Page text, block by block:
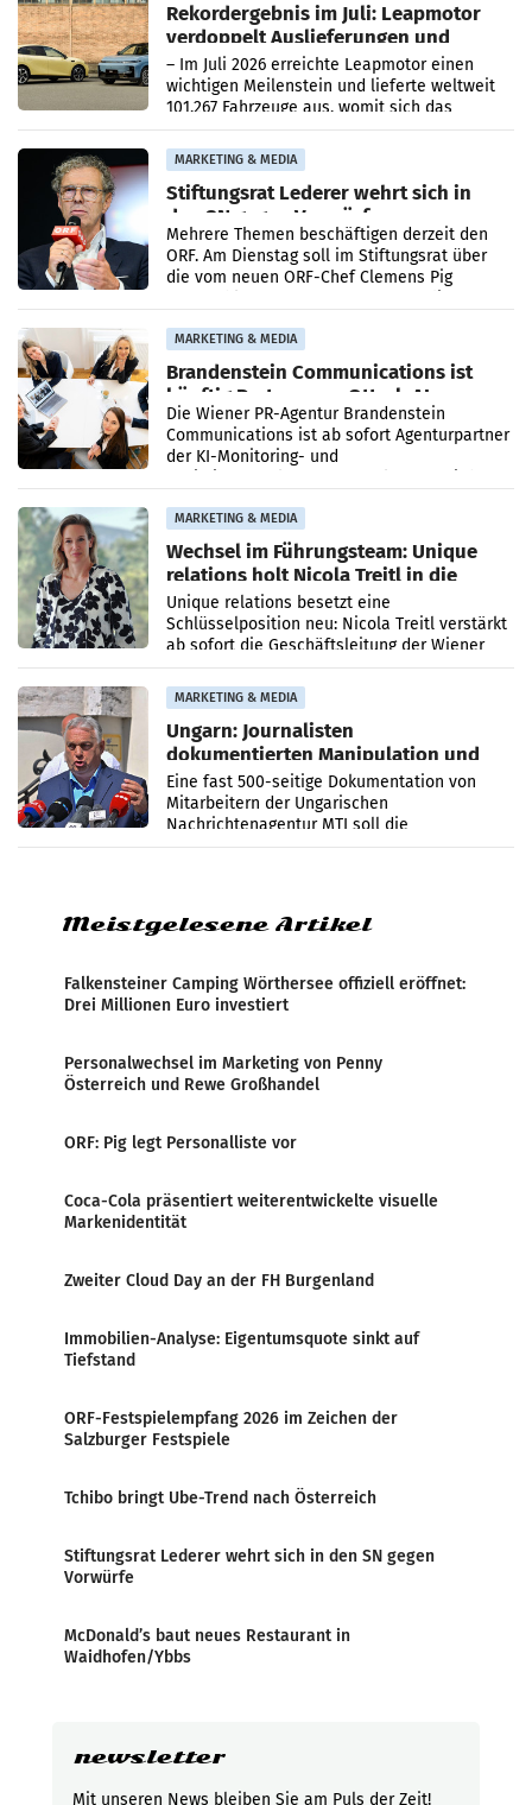
Rekordergebnis im Juli: Leapmotor
verdoppelt Auslieferungen und
überschreitet die 100.000er-Marke
– Im Juli 2026 erreichte Leapmotor einen
wichtigen Meilenstein und lieferte weltweit
101.267 Fahrzeuge aus, womit sich das
Ergebnis gegenüber Juli 2025 mehr als
verdoppelte (+102
MARKETING & MEDIA
Stiftungsrat Lederer wehrt sich in
den SN gegen Vorwürfe
Mehrere Themen beschäftigen derzeit den
ORF. Am Dienstag soll im Stiftungsrat über
die vom neuen ORF-Chef Clemens Pig
MARKETING & MEDIA
Brandenstein Communications ist
künftig Partner von OtterlyAI
Die Wiener PR-Agentur Brandenstein
Communications ist ab sofort Agenturpartner
der KI-Monitoring- und
MARKETING & MEDIA
Wechsel im Führungsteam: Unique
relations holt Nicola Treitl in die
Geschäftsleitung
Unique relations besetzt eine
Schlüsselposition neu: Nicola Treitl verstärkt
ab sofort die Geschäftsleitung der Wiener
PR-Agentur an der Seite von Josef Kalina und
Anna Kalina-Mahr.
MARKETING & MEDIA
Ungarn: Journalisten
dokumentierten Manipulation und
Zensur
Eine fast 500-seitige Dokumentation von
Mitarbeitern der Ungarischen
Nachrichtenagentur MTI soll die
systematische Nachrichten-Manipulation und
Meistgelesene Artikel
Falkensteiner Camping Wörthersee offiziell eröffnet:
Drei Millionen Euro investiert
Personalwechsel im Marketing von Penny
Österreich und Rewe Großhandel
ORF: Pig legt Personalliste vor
Coca-Cola präsentiert weiterentwickelte visuelle
Markenidentität
Zweiter Cloud Day an der FH Burgenland
Immobilien-Analyse: Eigentumsquote sinkt auf
Tiefstand
ORF-Festspielempfang 2026 im Zeichen der
Salzburger Festspiele
Tchibo bringt Ube-Trend nach Österreich
Stiftungsrat Lederer wehrt sich in den SN gegen
Vorwürfe
McDonald’s baut neues Restaurant in
Waidhofen/Ybbs
newsletter
Mit unseren News bleiben Sie am Puls der Zeit!